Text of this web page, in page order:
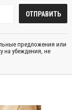
предложения или
на убеждения, не